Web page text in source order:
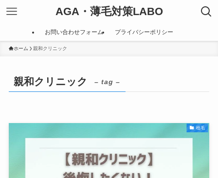
AGA・薄毛対策LABO
お問い合わせフォーム プライバシーポリシー
ホーム 親和クリニック
親和クリニック – tag –
植毛